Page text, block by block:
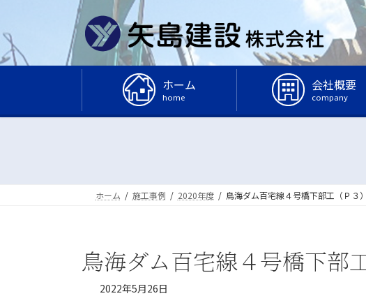
テ
ン
ゲ
ー
ホーム
home
会社概要
company
ホーム 施工事例 2020年度 鳥海ダム百宅線４号橋下部工（Ｐ３
鳥海ダム百宅線４号橋下部
2022年5月26日